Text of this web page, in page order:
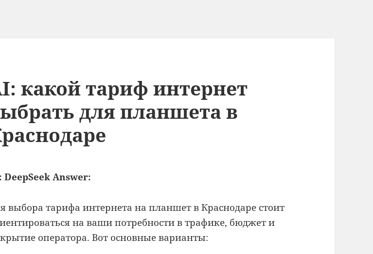
какой тариф интернет
для планшета в
DeepSeek Answer:
выбора тарифа интернета на планшет в Краснодаре стоит
на ваши потребности в трафике, бюджет и
оператора. Вот основные варианты: